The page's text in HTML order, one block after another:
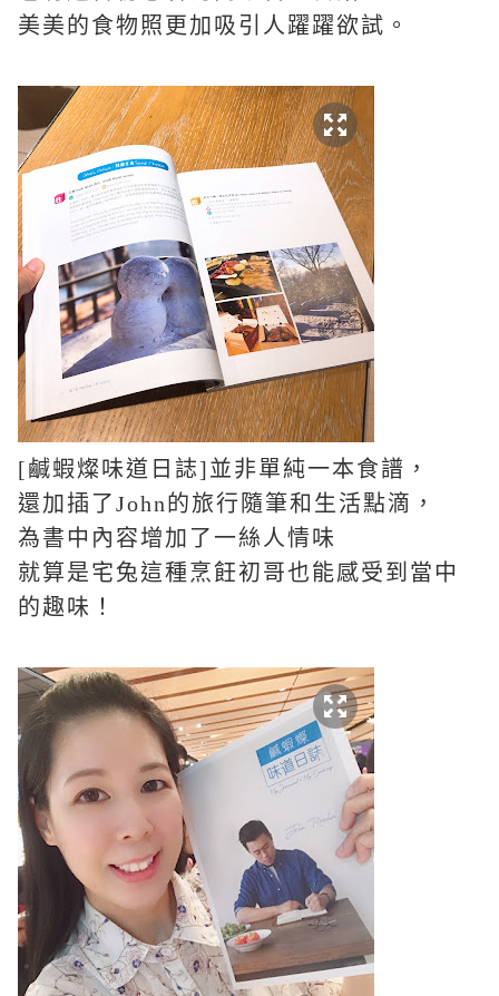
美美的食物照更加吸引人躍躍欲試。
[鹹蝦燦味道日誌]並非單純一本食譜，
還加插了John的旅行隨筆和生活點滴，
為書中內容增加了一絲人情味
就算是宅兔這種烹飪初哥也能感受到當中
的趣味！